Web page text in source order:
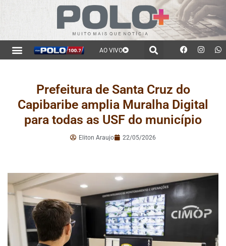
AO VIVO
Prefeitura de Santa Cruz do
Capibaribe amplia Muralha Digital
para todas as USF do município
Eliton Araujo 22/05/2026